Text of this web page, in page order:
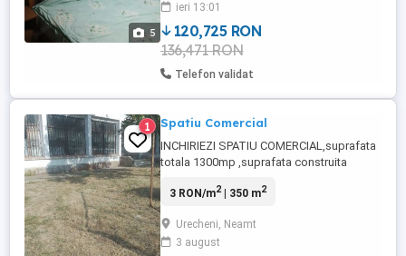
5
ieri 13:01
120,725 RON
136,471 RON
Telefon validat
1 Spatiu Comercial
INCHIRIEZI SPATIU COMERCIAL,suprafata
totala 1300mp ,suprafata construita
de curent electric mono trifazic,gaz metan
m-ai multe detalii sunati la nr de telefon !!
OO3938O863577I
3 RON/m2| 350 m2
Urecheni, Neamt
3 august